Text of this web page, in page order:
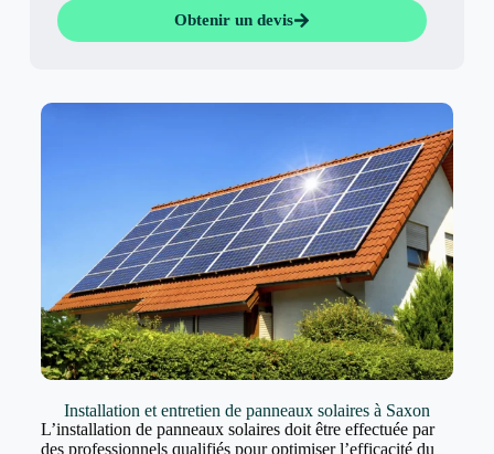
Obtenir un devis
Installation et entretien de panneaux solaires à Saxon
L’installation de panneaux solaires doit être effectuée par
des professionnels qualifiés pour optimiser l’efficacité du